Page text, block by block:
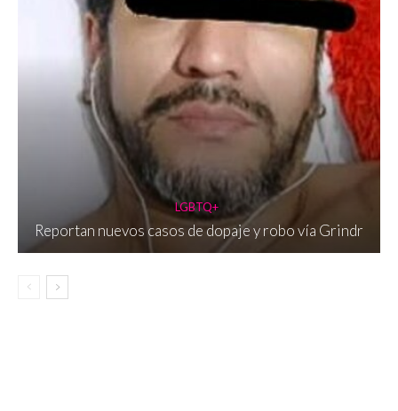
LGBTQ+
Reportan nuevos casos de dopaje y robo vía Grindr